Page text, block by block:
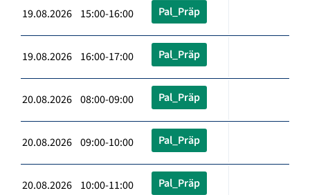
19.08.2026 15:00-16:00 Pal_Präp
19.08.2026 16:00-17:00 Pal_Präp
20.08.2026 08:00-09:00 Pal_Präp
20.08.2026 09:00-10:00 Pal_Präp
20.08.2026 10:00-11:00 Pal_Präp